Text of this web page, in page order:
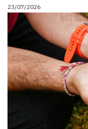
23/07/2026